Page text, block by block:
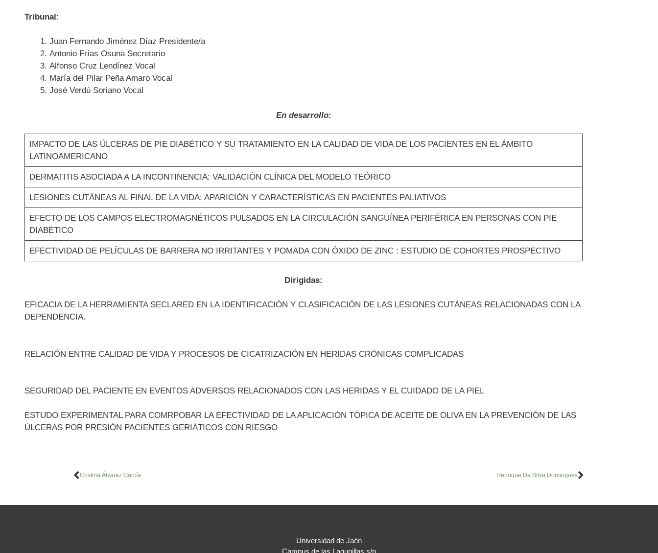
Tribunal:
Juan Fernando Jiménez Díaz Presidente/a
Antonio Frías Osuna Secretario
Alfonso Cruz Lendínez Vocal
María del Pilar Peña Amaro Vocal
José Verdú Soriano Vocal
En desarrollo:
IMPACTO DE LAS ÚLCERAS DE PIE DIABÉTICO Y SU TRATAMIENTO EN LA CALIDAD DE VIDA DE LOS PACIENTES EN EL ÁMBITO
LATINOAMERICANO
DERMATITIS ASOCIADA A LA INCONTINENCIA: VALIDACIÓN CLÍNICA DEL MODELO TEÓRICO
LESIONES CUTÁNEAS AL FINAL DE LA VIDA: APARICIÓN Y CARACTERÍSTICAS EN PACIENTES PALIATIVOS
EFECTO DE LOS CAMPOS ELECTROMAGNÉTICOS PULSADOS EN LA CIRCULACIÓN SANGUÍNEA PERIFÉRICA EN PERSONAS CON PIE
DIABÉTICO
EFECTIVIDAD DE PELÍCULAS DE BARRERA NO IRRITANTES Y POMADA CON ÓXIDO DE ZINC : ESTUDIO DE COHORTES PROSPECTIVO
Dirigidas:
EFICACIA DE LA HERRAMIENTA SECLARED EN LA IDENTIFICACIÓN Y CLASIFICACIÓN DE LAS LESIONES CUTÁNEAS RELACIONADAS CON LA
DEPENDENCIA.
RELACIÓN ENTRE CALIDAD DE VIDA Y PROCESOS DE CICATRIZACIÓN EN HERIDAS CRÓNICAS COMPLICADAS
SEGURIDAD DEL PACIENTE EN EVENTOS ADVERSOS RELACIONADOS CON LAS HERIDAS Y EL CUIDADO DE LA PIEL
ESTUDO EXPERIMENTAL PARA COMRPOBAR LA EFECTIVIDAD DE LA APLICACIÓN TÓPICA DE ACEITE DE OLIVA EN LA PREVENCIÓN DE LAS
ÚLCERAS POR PRESIÓN PACIENTES GERIÁTICOS CON RIESGO
Cristina Álvarez García. Henrique Da Silva Domingues
Universidad de Jaén
Campus de las Lagunillas s/n